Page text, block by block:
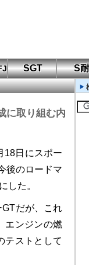
SGT S耐
に取り組む内
18日にスポー
後のロードマ
した。
だが、これ
エンジンの燃
テストとして